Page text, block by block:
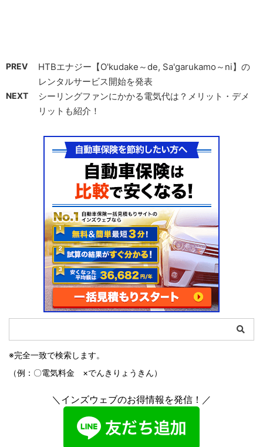
PREV
HTBエナジー【O'kudake～de, Sa'garukamo～ni】の
レンタルサービス開始を発表
NEXT
シーリングファンにかかる電気代は？メリット・デメ
リットも紹介！
※完全一致で検索します。
（例：〇電気料金 ×でんきりょうきん）
＼インズウェブのお得情報を発信！／